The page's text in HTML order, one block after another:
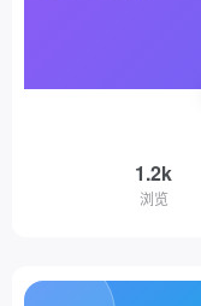
1.2k
浏览